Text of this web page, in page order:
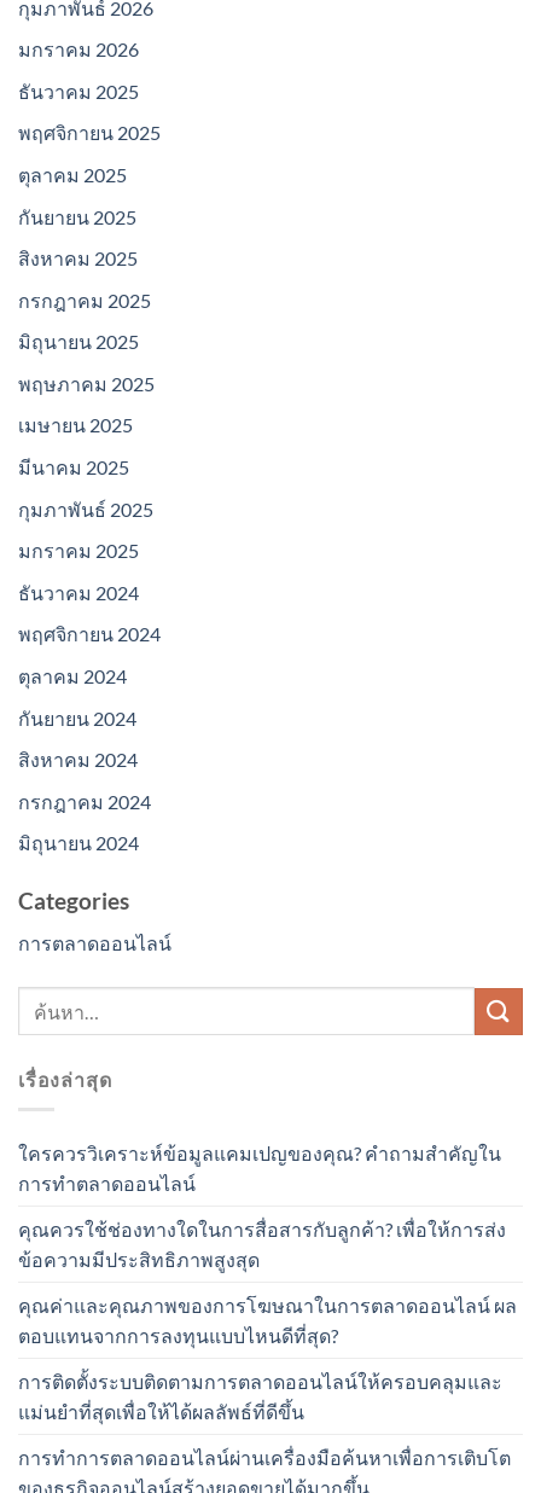
กุมภาพันธ์ 2026
มกราคม 2026
ธันวาคม 2025
พฤศจิกายน 2025
ตุลาคม 2025
กันยายน 2025
สิงหาคม 2025
กรกฎาคม 2025
มิถุนายน 2025
พฤษภาคม 2025
เมษายน 2025
มีนาคม 2025
กุมภาพันธ์ 2025
มกราคม 2025
ธันวาคม 2024
พฤศจิกายน 2024
ตุลาคม 2024
กันยายน 2024
สิงหาคม 2024
กรกฎาคม 2024
มิถุนายน 2024
Categories
การตลาดออนไลน์
เรื่องล่าสุด
ใครควรวิเคราะห์ข้อมูลแคมเปญของคุณ? คำถามสำคัญใน
การทำตลาดออนไลน์
คุณควรใช้ช่องทางใดในการสื่อสารกับลูกค้า? เพื่อให้การส่ง
ข้อความมีประสิทธิภาพสูงสุด
คุณค่าและคุณภาพของการโฆษณาในการตลาดออนไลน์ ผล
ตอบแทนจากการลงทุนแบบไหนดีที่สุด?
การติดตั้งระบบติดตามการตลาดออนไลน์ให้ครอบคลุมและ
แม่นยำที่สุดเพื่อให้ได้ผลลัพธ์ที่ดีขึ้น
การทำการตลาดออนไลน์ผ่านเครื่องมือค้นหาเพื่อการเติบโต
ของธุรกิจออนไลน์สร้างยอดขายได้มากขึ้น